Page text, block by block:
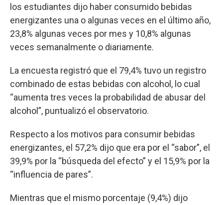
los estudiantes dijo haber consumido bebidas
energizantes una o algunas veces en el último año,
23,8% algunas veces por mes y 10,8% algunas
veces semanalmente o diariamente.
La encuesta registró que el 79,4% tuvo un registro
combinado de estas bebidas con alcohol, lo cual
“aumenta tres veces la probabilidad de abusar del
alcohol”, puntualizó el observatorio.
Respecto a los motivos para consumir bebidas
energizantes, el 57,2% dijo que era por el “sabor”, el
39,9% por la “búsqueda del efecto” y el 15,9% por la
“influencia de pares”.
Mientras que el mismo porcentaje (9,4%) dijo